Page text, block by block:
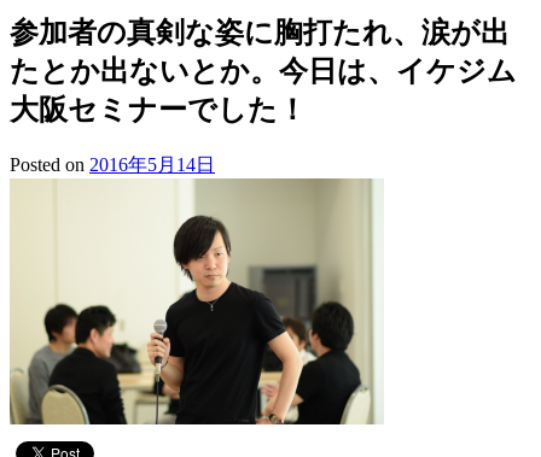
参加者の真剣な姿に胸打たれ、涙が出
たとか出ないとか。今日は、イケジム
大阪セミナーでした！
Posted on 2016年5月14日